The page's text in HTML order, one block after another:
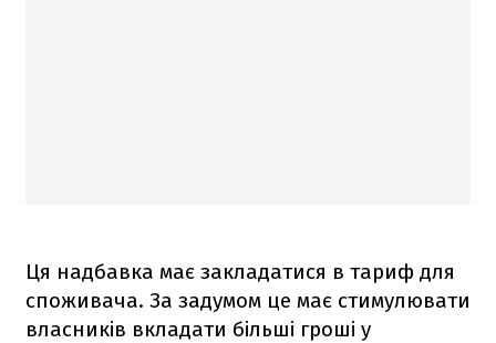
Ця надбавка має закладатися в тариф для
споживача. За задумом це має стимулювати
власників вкладати більші гроші у